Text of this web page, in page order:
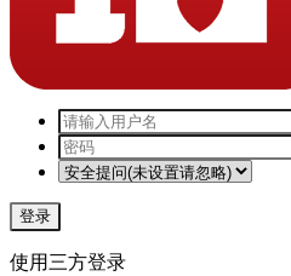
登录
使用三方登录